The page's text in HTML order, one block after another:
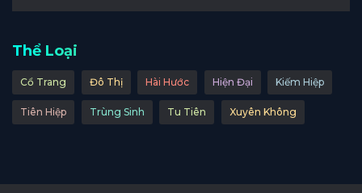
Thể Loại
Cổ Trang Đô Thị Hài Hước Hiện Đại Kiếm Hiệp
Tiên Hiệp Trùng Sinh Tu Tiên Xuyên Không